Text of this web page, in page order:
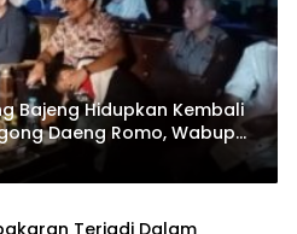
Bajeng Hidupkan Kembali
Daeng Romo, Wabup
Sejarah Adalah Warisan
Terjadi Dalam